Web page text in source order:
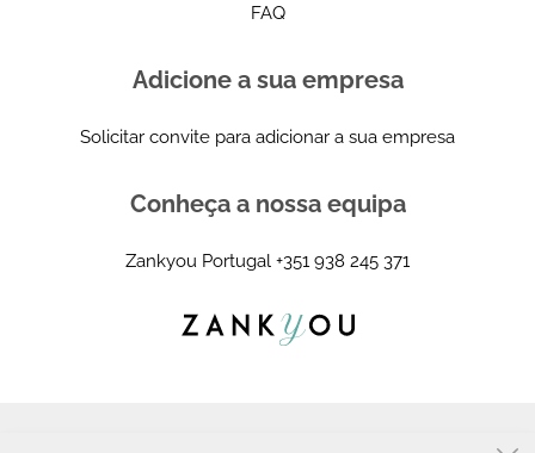
FAQ
Adicione a sua empresa
Solicitar convite para adicionar a sua empresa
Conheça a nossa equipa
Zankyou Portugal +351 938 245 371